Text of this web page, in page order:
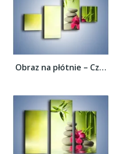
Obraz na płótnie – Czerwony sen o kwiatach...